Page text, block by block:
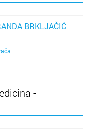
BRKLJAČIĆ
-